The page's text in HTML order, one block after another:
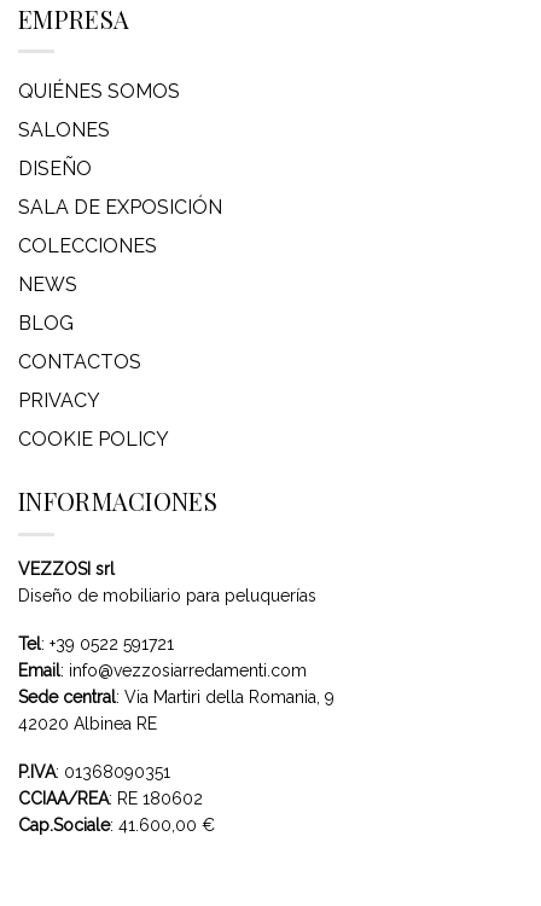
EMPRESA
QUIÉNES SOMOS
SALONES
DISEÑO
SALA DE EXPOSICIÓN
COLECCIONES
NEWS
BLOG
CONTACTOS
PRIVACY
COOKIE POLICY
INFORMACIONES
VEZZOSI srl
Diseño de mobiliario para peluquerías
Tel: +39 0522 591721
Email: info@vezzosiarredamenti.com
Sede central: Via Martiri della Romania, 9
42020 Albinea RE
P.IVA: 01368090351
CCIAA/REA: RE 180602
Cap.Sociale: 41.600,00 €